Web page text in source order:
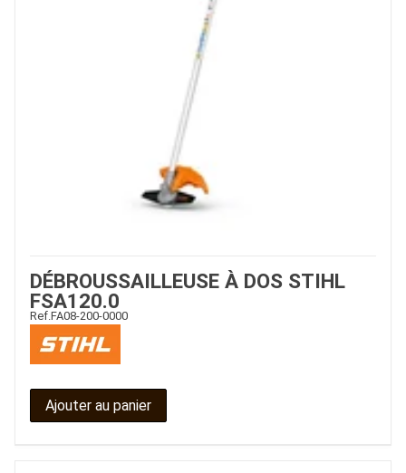
DÉBROUSSAILLEUSE À DOS STIHL
FSA120.0
Ref.FA08-200-0000
Ajouter au panier